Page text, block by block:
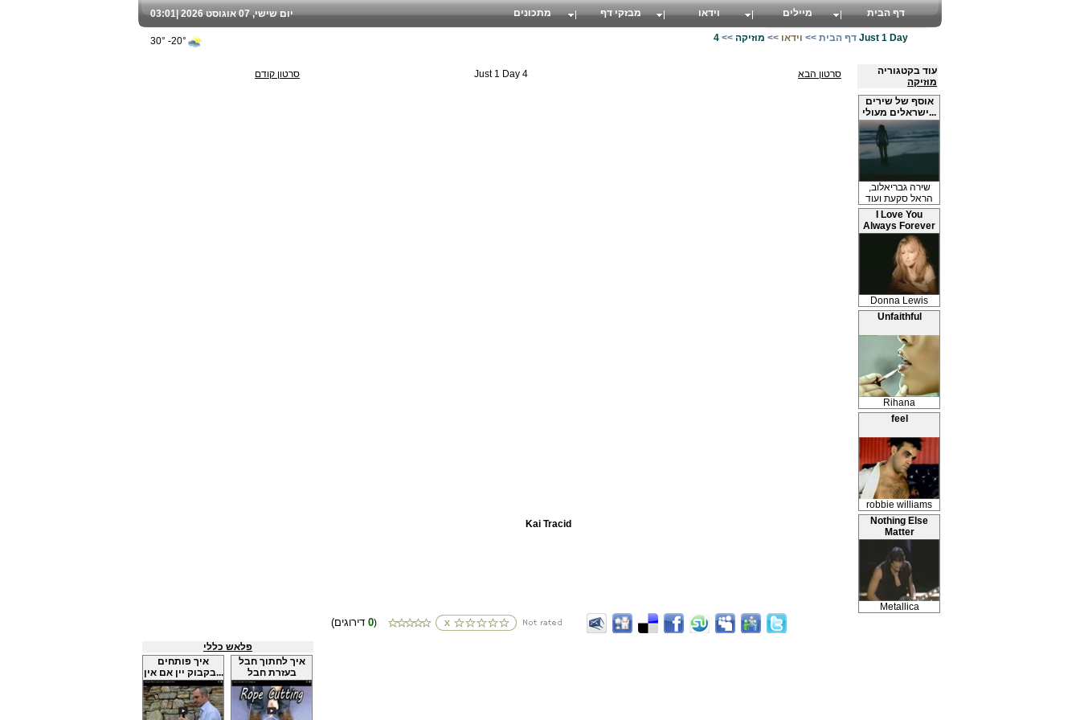
סרטון קודם 4 Just 1 Day סרטון הבא
Kai Tracid
0)
עוד בקטגוריה
מוזיקה
אוסף של שירים
ישראלים מעולי...
שירה גבריאלוב,
הראל סקעת ועוד
I Love You
Always Forever
Donna Lewis
Unfaithful
Rihana
feel
robbie williams
Nothing Else
Matter
Metallica
פלאש כללי
איך פותחים
בקבוק יין אם אין...
איך לחתוך חבל
בעזרת חבל
03:01 יום שישי, 07 אוגוסט 2026 | דף הבית מיילים וידאו מבזקי דף מתכונים
20°- 30° דף הבית >> וידאו >> מוזיקה >> 4 Just 1 Day